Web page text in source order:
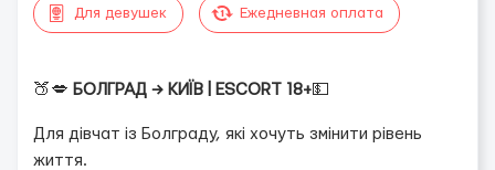
Для девушек Ежедневная оплата
🍑💋 БОЛГРАД → КИЇВ | ESCORT 18+💵
Для дівчат із Болграду, які хочуть змінити рівень
життя.